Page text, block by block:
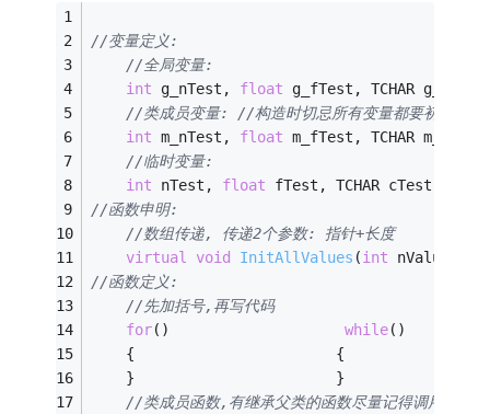
//变量定义:
//全局变量:
int g_nTest, float g_fTest, TCHAR
//类成员变量: //构造时切忌所有变量都要初始化!
int m_nTest, float m_fTest, TCHAR
//临时变量:
int nTest, float fTest, TCHAR cTest,
//函数申明:
//数组传递, 传递2个参数: 指针+长度
virtual
void InitAllValues (int
//函数定义:
//先加括号,再写代码
for() while
{                       {
}                       }
//类成员函数,有继承父类的函数尽量记得调用父类